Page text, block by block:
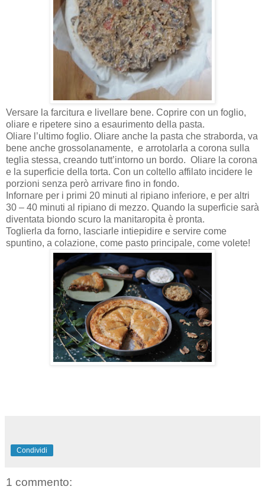
Versare la farcitura e livellare bene. Coprire con un foglio,
oliare e ripetere sino a esaurimento della pasta.
Oliare l’ultimo foglio. Oliare anche la pasta che straborda, va
bene anche grossolanamente, e arrotolarla a corona sulla
teglia stessa, creando tutt’intorno un bordo. Oliare la corona
e la superficie della torta. Con un coltello affilato incidere le
porzioni senza però arrivare fino in fondo.
Infornare per i primi 20 minuti al ripiano inferiore, e per altri
30 – 40 minuti al ripiano di mezzo. Quando la superficie sarà
diventata biondo scuro la manitaropita è pronta.
Toglierla da forno, lasciarle intiepidire e servire come
spuntino, a colazione, come pasto principale, come volete!
Condividi
1 commento: